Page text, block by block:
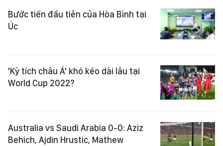
Bước tiến đầu tiên của Hòa Bình tại
Úc
'Kỳ tích châu Á' khó kéo dài lâu tại
World Cup 2022?
Australia vs Saudi Arabia 0-0: Aziz
Behich, Ajdin Hrustic, Mathew